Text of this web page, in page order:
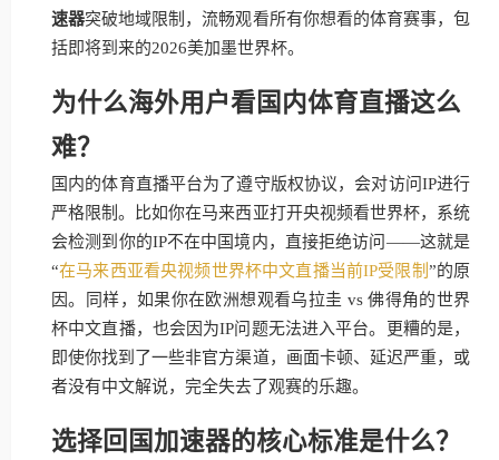
速器突破地域限制，流畅观看所有你想看的体育赛事，包
括即将到来的2026美加墨世界杯。
为什么海外用户看国内体育直播这么
难？
国内的体育直播平台为了遵守版权协议，会对访问IP进行
严格限制。比如你在马来西亚打开央视频看世界杯，系统
会检测到你的IP不在中国境内，直接拒绝访问——这就是
“在马来西亚看央视频世界杯中文直播当前IP受限制”的原
因。同样，如果你在欧洲想观看乌拉圭 vs 佛得角的世界
杯中文直播，也会因为IP问题无法进入平台。更糟的是，
即使你找到了一些非官方渠道，画面卡顿、延迟严重，或
者没有中文解说，完全失去了观赛的乐趣。
选择回国加速器的核心标准是什么？